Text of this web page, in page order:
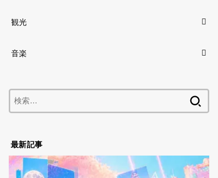
観光
音楽
索:
最新記事